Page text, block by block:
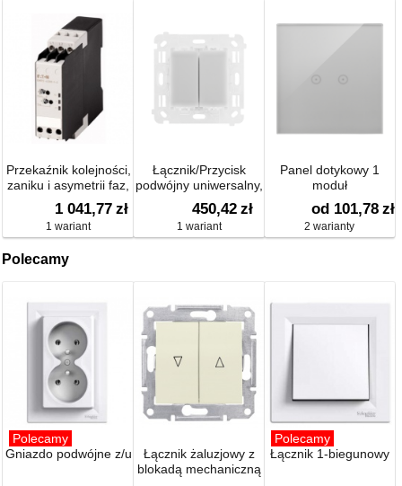
Przekaźnik kolejności,
zaniku i asymetrii faz,
kontrola
nad-/podnapięciowa
2P
1 041,77 zł
1 wariant
Łącznik/Przycisk
podwójny uniwersalny,
230V, 2x6A
450,42 zł
1 wariant
Panel dotykowy 1
moduł
od 101,78 zł
2 warianty
Polecamy
Polecamy
Gniazdo podwójne z/u
Łącznik żaluzjowy z
blokadą mechaniczną
Polecamy
Łącznik 1-biegunowy